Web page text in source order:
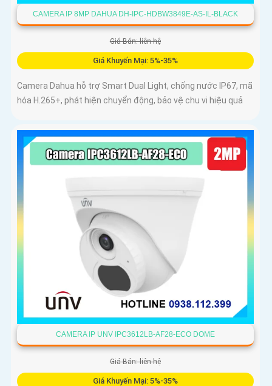
CAMERA IP 8MP DAHUA DH-IPC-HDBW3849E-AS-IL-BLACK
Giá Bán: liên hệ
Giá Khuyến Mại: 5%-35%
Camera Dahua hỗ trợ Smart Dual Light, chống nước IP67, mã
hóa H.265+, phát hiện chuyển động, bảo vệ chu vi hiệu quả
CAMERA IP UNV IPC3612LB-AF28-ECO DOME
Giá Bán: liên hệ
Giá Khuyến Mại: 5%-35%